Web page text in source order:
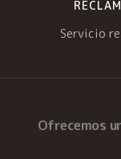
Servicio
Ofrecemos